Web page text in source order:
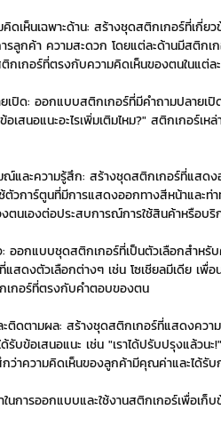
ดเห็นเฉพาะด้าน: สร้างชุดสติกเกอร์ที่เกี่
ลูกค้า ความสะดวก โดยแต่ละด้านมีสติกเ
กเกอร์ที่ตรงกับความคิดเห็นของตนในแต่ล
เปิด: ออกแบบสติกเกอร์ที่มีคำถามปลายเ
สนอแนะอะไรเพิ่มเติมไหม?" สติกเกอร์เห
และความรู้สึก: สร้างชุดสติกเกอร์ที่แสดง
วการ์ตูนที่มีการแสดงออกทางสีหน้าและท่
ตนเองต่อประสบการณ์การใช้สินค้าหรือบริ
ออกแบบชุดสติกเกอร์ที่เป็นตัวเลือกสำหรั
แสดงตัวเลือกต่างๆ เช่น โซเชียลมีเดีย เ
เกอร์ที่ตรงกับคำตอบของตน
ดตามผล: สร้างชุดสติกเกอร์ที่แสดงควา
บข้อเสนอแนะ เช่น "เราได้ปรับปรุงแล้วน
ว่าความคิดเห็นของลูกค้ามีคุณค่าและได้รับ
นการออกแบบและใช้งานสติกเกอร์เพื่อเ